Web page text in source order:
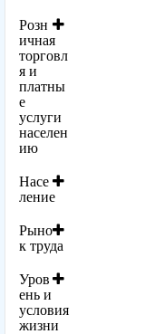
Розн
ичная
торговл
я и
платны
е
услуги
населен
ию
Насе
ление
Рыно
к труда
Уров
ень и
условия
жизни